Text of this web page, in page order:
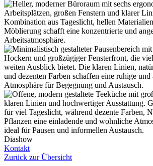
Diashow
Kontakt
Zurück zur Übersicht